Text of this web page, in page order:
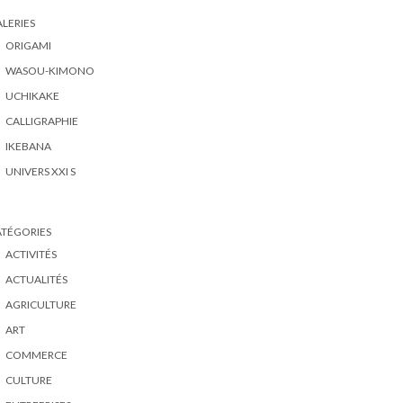
ORIGAMI
WASOU-KIMONO
UCHIKAKE
CALLIGRAPHIE
IKEBANA
UNIVERS XXI S
ACTIVITÉS
ACTUALITÉS
AGRICULTURE
ART
COMMERCE
CULTURE